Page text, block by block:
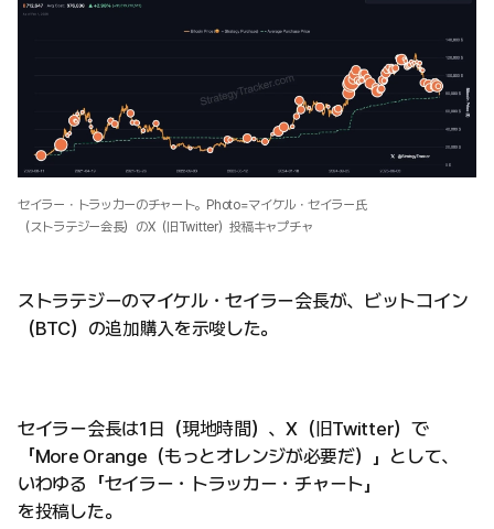
セイラー・トラッカーのチャート。Photo=マイケル・セイラー氏
（ストラテジー会長）のX（旧Twitter）投稿キャプチャ
ストラテジーのマイケル・セイラー会長が、ビットコイン
（BTC）の追加購入を示唆した。
セイラー会長は1日（現地時間）、X（旧Twitter）で
「More Orange（もっとオレンジが必要だ）」として、
いわゆる「セイラー・トラッカー・チャート」
を投稿した。